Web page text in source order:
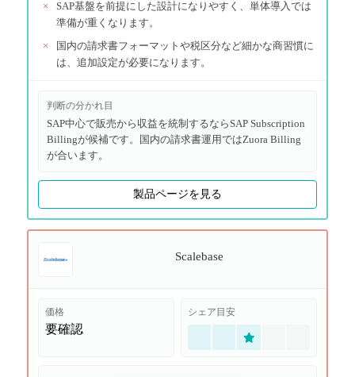
×
SAP基盤を前提にした設計になりやすく、単体導入では
準備が重くなります。
×
国内の請求書フォーマットや税区分など細かな商習慣に
は、追加設定が必要になります。
判断の分かれ目
SAP中心で販売から収益を統制するならSAP Subscription
Billingが候補です。国内の請求書運用ではZuora Billing
が合います。
製品ページを見る
Scalebase
価格
要確認
シェア目安